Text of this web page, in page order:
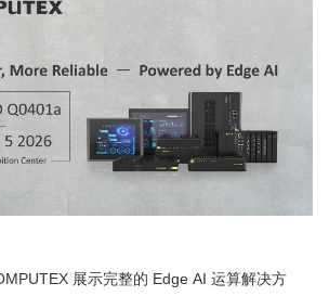
展示完整的 Edge AI 运算解决方